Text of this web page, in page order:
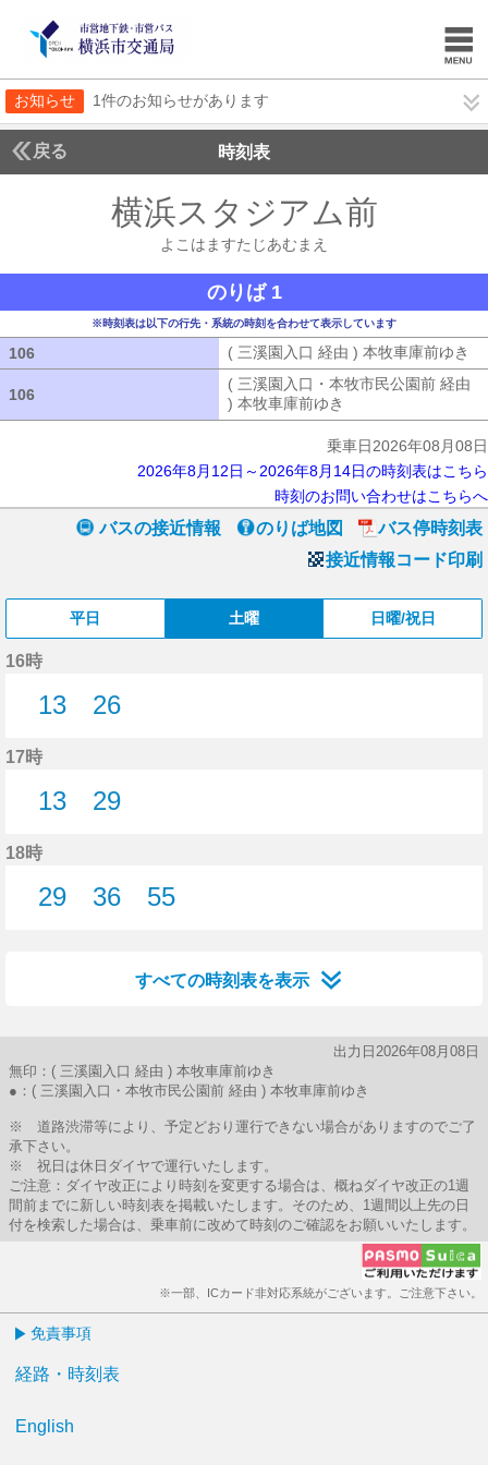
お知らせ 1件のお知らせがあります
戻る 時刻表
横浜スタジアム前
よこはますたじあむまえ
のりば 1
※時刻表は以下の行先・系統の時刻を合わせて表示しています
106 ( 三溪園入口 経由 ) 本牧車庫前ゆき
106
( 三溪園入口・本牧市民公園前 経由
) 本牧車庫前ゆき
乗車日2026年08月08日
2026年8月12日～2026年8月14日の時刻表はこちら
時刻のお問い合わせはこちらへ
バスの接近情報 のりば地図
バス停時刻表
接近情報コード印刷
平日 土曜 日曜/祝日
16時
13
26
17時
13
29
18時
29
36
55
すべての時刻表を表示
出力日2026年08月08日
無印：( 三溪園入口 経由 ) 本牧車庫前ゆき
●：( 三溪園入口・本牧市民公園前 経由 ) 本牧車庫前ゆき
※ 道路渋滞等により、予定どおり運行できない場合がありますのでご了
承下さい。
※ 祝日は休日ダイヤで運行いたします。
ご注意：ダイヤ改正により時刻を変更する場合は、概ねダイヤ改正の1週
間前までに新しい時刻表を掲載いたします。そのため、1週間以上先の日
付を検索した場合は、乗車前に改めて時刻のご確認をお願いいたします。
※一部、ICカード非対応系統がございます。ご注意下さい。
免責事項
経路・時刻表
English